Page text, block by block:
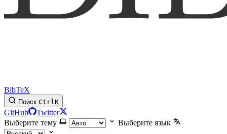
BibTeX
Поиск CtrlK
GitHub
Twitter
Выберите тему
Выберите язык